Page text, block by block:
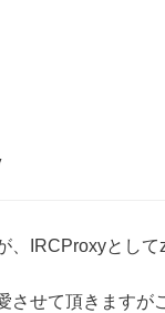
、IRCProxyとして
させて頂きますが